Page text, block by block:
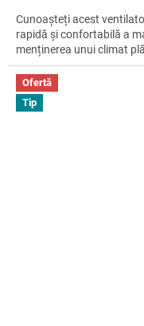
Cunoașteți acest
rapidă și confortabilă a
menținerea unui climat
Ofertă
Tip